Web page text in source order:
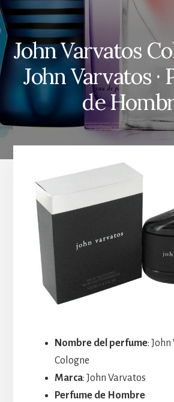
John Varvatos
John Varvatos ·
de
Nombre del perfume:
Cologne
Marca: John Varvatos
Perfume de Hombre